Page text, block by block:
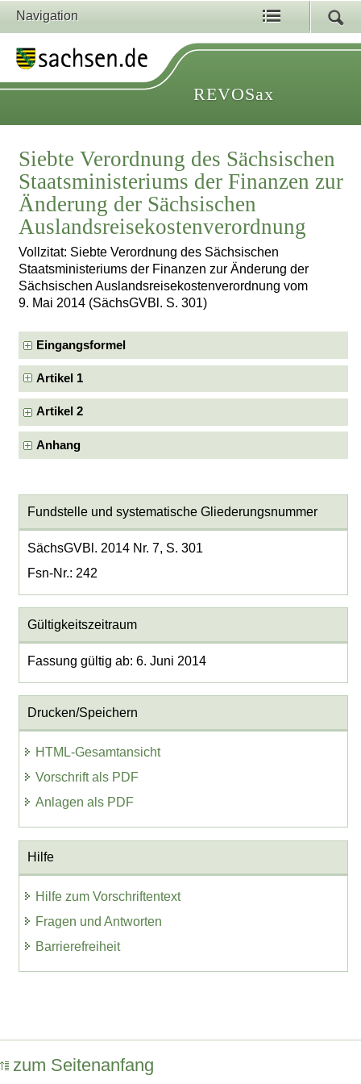
Navigation
REVOSax
Siebte Verordnung des Sächsischen
Staatsministeriums der Finanzen zur
Änderung der Sächsischen
Auslandsreisekostenverordnung
Vollzitat: Siebte Verordnung des Sächsischen
Staatsministeriums der Finanzen zur Änderung der
Sächsischen Auslandsreisekostenverordnung vom
9. Mai 2014 (SächsGVBl. S. 301)
Eingangsformel
Artikel 1
Artikel 2
Anhang
Fundstelle und systematische Gliederungsnummer
SächsGVBl. 2014 Nr. 7, S. 301
Fsn-Nr.: 242
Gültigkeitszeitraum
Fassung gültig ab: 6. Juni 2014
Drucken/Speichern
HTML-Gesamtansicht
Vorschrift als PDF
Anlagen als PDF
Hilfe
Hilfe zum Vorschriftentext
Fragen und Antworten
Barrierefreiheit
zum Seitenanfang